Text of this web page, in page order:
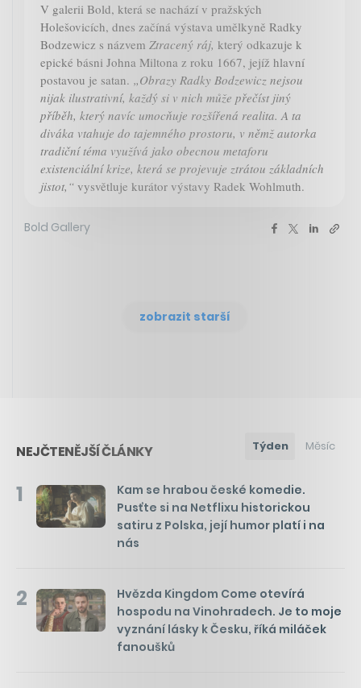
V galerii Bold, která se nachází v pražských
Holešovicích, dnes začíná výstava umělkyně Radky
Bodzewicz s názvem Ztracený ráj, který odkazuje k
epické básni Johna Miltona z roku 1667, jejíž hlavní
postavou je satan. „Obrazy Radky Bodzewicz nejsou
nijak ilustrativní, každý si v nich může přečíst jiný
příběh, který navíc umocňuje rozšířená realita. A ta
diváka vtahuje do tajemného prostoru, v němž autorka
tradiční téma využívá jako obecnou metaforu
existenciální krize, která se projevuje ztrátou základních
jistot,“ vysvětluje kurátor výstavy Radek Wohlmuth.
Bold Gallery
zobrazit starší
NEJČTENĚJŠÍ ČLÁNKY Týden Měsíc
1
Kam se hrabou české komedie.
Pusťte si na Netflixu historickou
satiru z Polska, její humor platí i na
nás
2
Hvězda Kingdom Come otevírá
hospodu na Vinohradech. Je to moje
vyznání lásky k Česku, říká miláček
fanoušků